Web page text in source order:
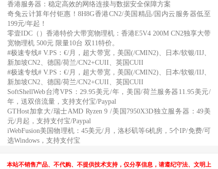
香港服务器：稳定高效的网络连接与数据安全保障方案
奇兔云计算年付钜惠！8H8G香港CN2/美国精品/国内云服务器低至
199元/年起！
零壹IDC（）香港特价大带宽物理机：香港E5V4 200M CN2独享大带
宽物理机 500元 限量10台 双11特价。
#极速专线# V.PS：€/月，超大带宽，美国(/CMIN2)、日本/软银/IIJ、
新加坡CN2、德国/荷兰/CN2+CUII、英国CUII
#极速专线# V.PS：€/月，超大带宽，美国(/CMIN2)、日本/软银/IIJ、
新加坡CN2、德国/荷兰/CN2+CUII、英国CUII
SoftShellWeb台湾VPS：29.95美元/年，美国/荷兰服务器11.95美元/
年，送双倍流量，支持支付宝/Paypal
GTHost加拿大/瑞士AMD Ryzen 9 /美国7950X3D独立服务器：49美
元/月起，支持支付宝/Paypal
iWebFusion美国物理机：45美元/月，洛杉矶等6机房，5个IP/免费/可
选Windows，支持支付宝
本站不销售产品、不代购、不提供技术支持，仅分享信息，请遵纪守法、文明上